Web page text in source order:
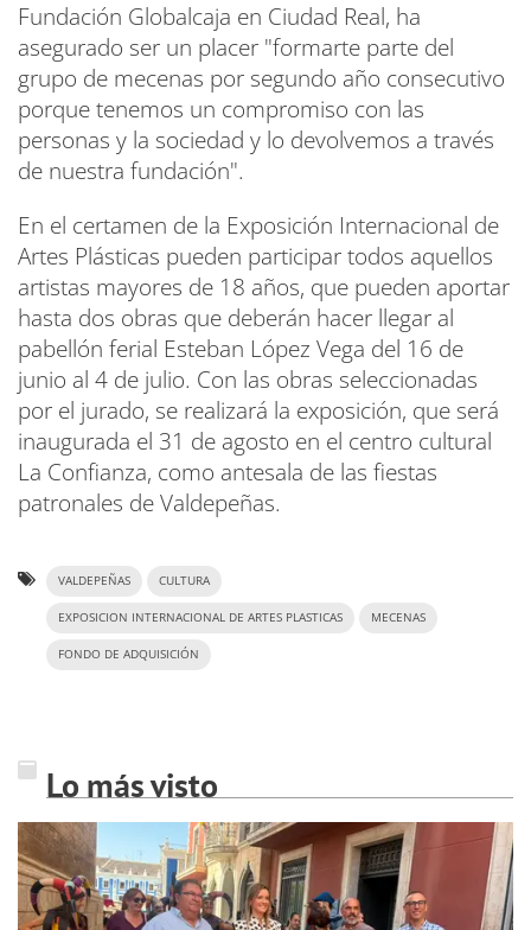
Fundación Globalcaja en Ciudad Real, ha
asegurado ser un placer "formarte parte del
grupo de mecenas por segundo año consecutivo
porque tenemos un compromiso con las
personas y la sociedad y lo devolvemos a través
de nuestra fundación".
En el certamen de la Exposición Internacional de
Artes Plásticas pueden participar todos aquellos
artistas mayores de 18 años, que pueden aportar
hasta dos obras que deberán hacer llegar al
pabellón ferial Esteban López Vega del 16 de
junio al 4 de julio. Con las obras seleccionadas
por el jurado, se realizará la exposición, que será
inaugurada el 31 de agosto en el centro cultural
La Confianza, como antesala de las fiestas
patronales de Valdepeñas.
VALDEPEÑAS CULTURA
EXPOSICION INTERNACIONAL DE ARTES PLASTICAS MECENAS
FONDO DE ADQUISICIÓN
Lo más visto